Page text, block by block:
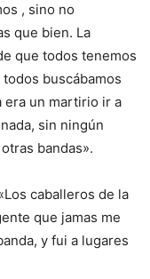
, sino no
que bien. La
que todos tenemos
buscábamos
era un martirio ir a
sin ningún
bandas».
caballeros de la
que jamas me
y fui a lugares